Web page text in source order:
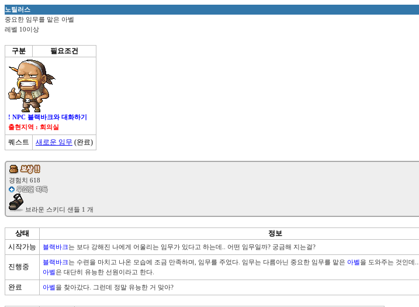
노틸러스
중요한 임무를 맡은 아벨
레벨 10이상
구분 필요조건
! NPC 블랙바크와 대화하기
출현지역 : 회의실
퀘스트 새로운 임무 (완료)
상태
정보
시작가능
블랙바크는 보다 강해진 나에게 어울리는 임무가 있다고 하는데.. 어떤 임무일까? 궁금해 지는걸?
진행중
블랙바크는 수련을 마치고 나온 모습에 조금 만족하며, 임무를 주었다. 임무는 다름아닌 중요한 임무를 맡은 아벨을 도와주는 것인데...
아벨은 대단히 유능한 선원이라고 한다.
완료 아벨을 찾아갔다. 그런데 정말 유능한 거 맞아?